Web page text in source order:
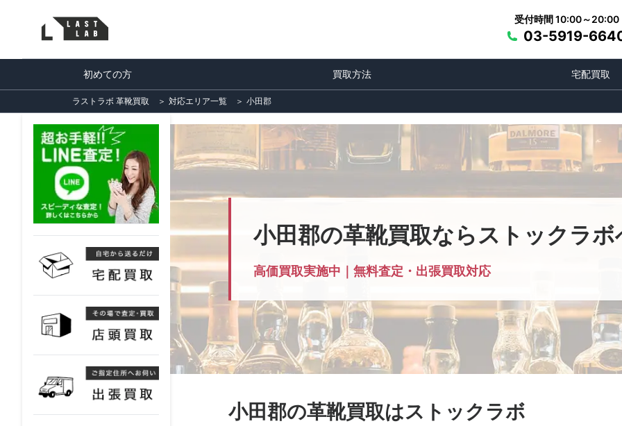
受付時間 10:00～20:00
03-5919-
初めての方 買取方法 宅配買取
ラストラボ 革靴買取 ＞ 対応エリア一覧 ＞ 小田郡
小田郡の革靴買取ならストックラボ
高価買取実施中｜無料査定・出張買取対応
小田郡の革靴買取はストックラボ